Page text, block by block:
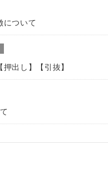
について
出し】【引抜】